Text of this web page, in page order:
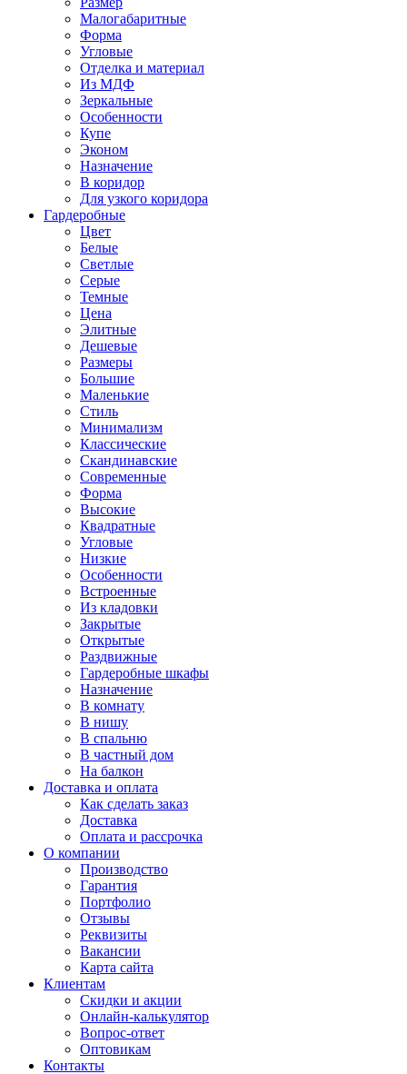
Малогабаритные
Форма
Угловые
Отделка и материал
Из МДФ
Зеркальные
Особенности
Купе
Эконом
Назначение
В коридор
Для узкого коридора
Гардеробные
Цвет
Белые
Светлые
Серые
Темные
Цена
Элитные
Дешевые
Размеры
Большие
Маленькие
Стиль
Минимализм
Классические
Скандинавские
Современные
Форма
Высокие
Квадратные
Угловые
Низкие
Особенности
Встроенные
Из кладовки
Закрытые
Открытые
Раздвижные
Гардеробные шкафы
Назначение
В комнату
В нишу
В спальню
В частный дом
На балкон
Доставка и оплата
Как сделать заказ
Доставка
Оплата и рассрочка
О компании
Производство
Гарантия
Портфолио
Отзывы
Реквизиты
Вакансии
Карта сайта
Клиентам
Скидки и акции
Онлайн-калькулятор
Вопрос-ответ
Оптовикам
Контакты